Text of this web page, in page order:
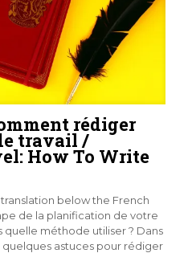
rédiger
travail /
How To Write
translation below the French
de la planification de votre
quelle méthode utiliser ? Dans
astuces pour rédiger